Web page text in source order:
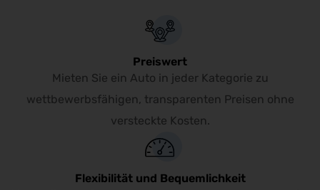
Preiswert
Mieten Sie ein Auto in jeder Kategorie zu
wettbewerbsfähigen, transparenten Preisen ohne
versteckte Kosten.
Flexibilität und Bequemlichkeit